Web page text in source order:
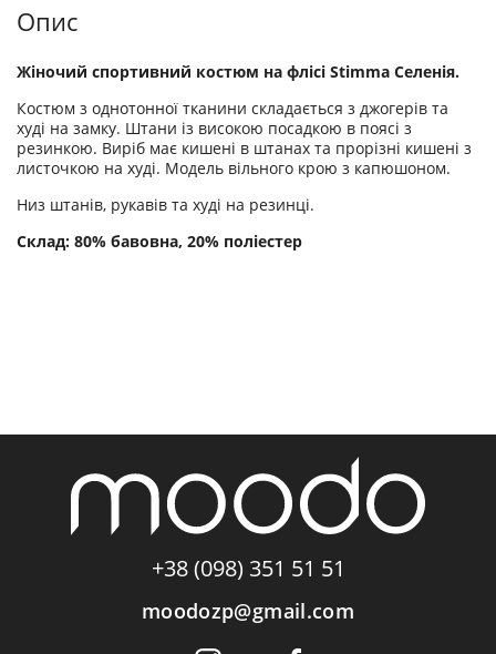
Опис
Жіночий спортивний костюм на флісі Stimma Селенія.
Костюм з однотонної тканини складається з джогерів та
худі на замку. Штани із високою посадкою в поясі з
резинкою. Виріб має кишені в штанах та прорізні кишені з
листочкою на худі. Модель вільного крою з капюшоном.
Низ штанів, рукавів та худі на резинці.
Склад: 80% бавовна, 20% поліестер
+38 (098) 351 51 51
moodozp@gmail.com